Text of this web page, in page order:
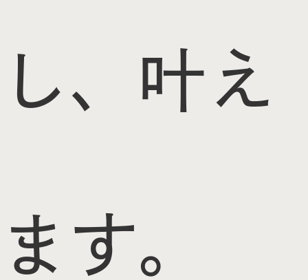
し、叶え
ます。